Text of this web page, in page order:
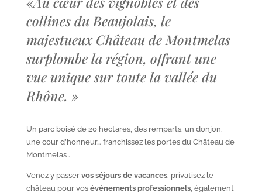
collines du Beaujolais, le
majestueux Château de Montmelas
surplombe la région, offrant une
vue unique sur toute la vallée du
Rhône. »
Un parc boisé de 20 hectares, des remparts, un donjon,
une cour d’honneur… franchissez les portes du Château de
Montmelas .
Venez y passer vos séjours de vacances, privatisez le
château pour vos événements professionnels, également